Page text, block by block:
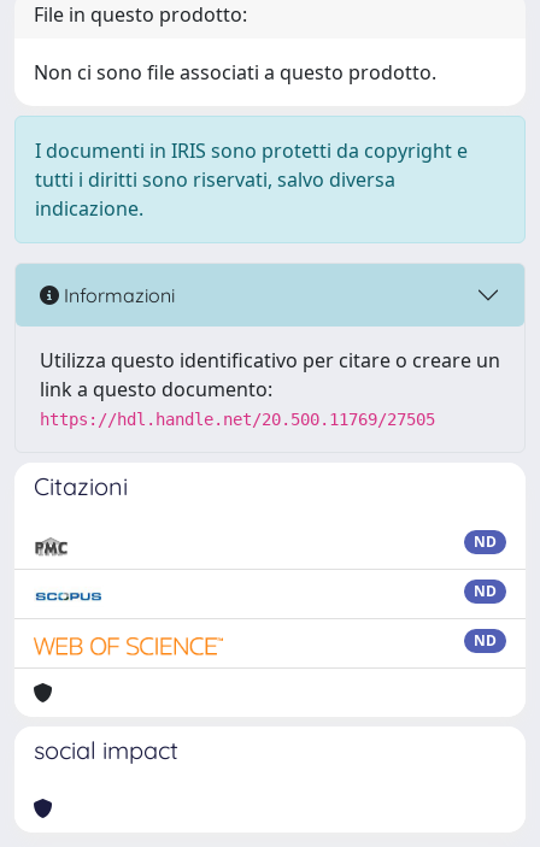
File in questo prodotto:
Non ci sono file associati a questo prodotto.
I documenti in IRIS sono protetti da copyright e
tutti i diritti sono riservati, salvo diversa
indicazione.
Informazioni
Utilizza questo identificativo per citare o creare un
link a questo documento:
https://hdl.handle.net/20.500.11769/27505
Citazioni
ND
ND
ND
social impact